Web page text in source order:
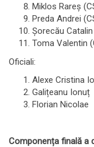
Miklos Rareș
Preda Andrei
Șorecău
Toma Valentin
Oficiali:
Alexe Cristina
Galițeanu Ionuț
Florian Nicolae
Componența finală a